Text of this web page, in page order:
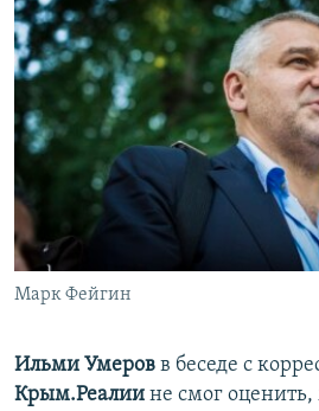
Марк Фейгин
Ильми Умеров в беседе с
Крым.Реалии не смог